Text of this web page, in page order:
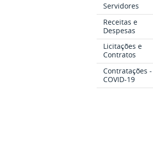
Servidores
Receitas e
Despesas
Licitações e
Contratos
Contratações -
COVID-19